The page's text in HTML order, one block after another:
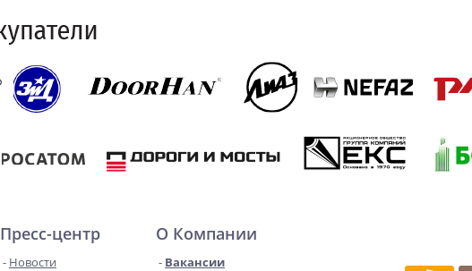
Пресс-центр
Новости
О Компании
Вакансии